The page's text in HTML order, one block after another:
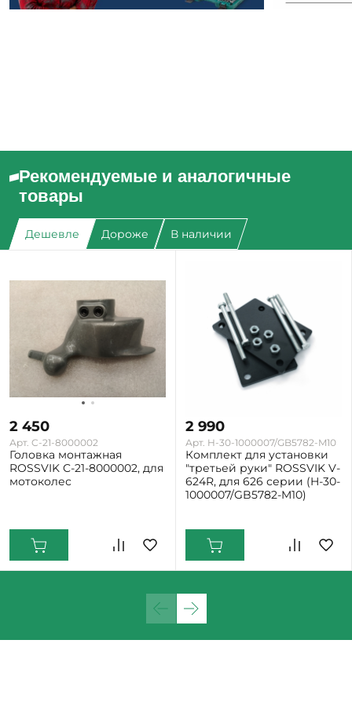
Рекомендуемые и аналогичные
товары
Дешевле Дороже В наличии
2 450
Арт. C-21-8000002
Головка монтажная
ROSSVIK C-21-8000002, для
мотоколес
2 990
Арт. H-30-1000007/GB5782-M10
Комплект для установки
"третьей руки" ROSSVIK V-
624R, для 626 серии (H-30-
1000007/GB5782-M10)